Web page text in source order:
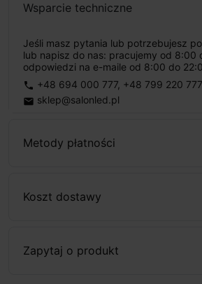
Wsparcie techniczne
Jeśli masz pytania lub potrzebujesz
lub napisz do nas: pracujemy od 8:00
odpowiedzi na e-maile od 8:00 do
phone +48 694 000 777, +48 799 220 777
email sklep@salonled.pl
Metody płatności
Koszt dostawy
Zapytaj o produkt